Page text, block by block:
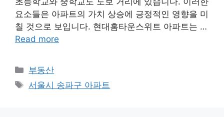
요소들은 아파트의 가치 상승에 긍정적인 영향을 미
칠 것으로 보입니다. 현대홈타운스위트 아파트는 …
Read more
Categories
부동산
Tags
서울시 송파구 아파트